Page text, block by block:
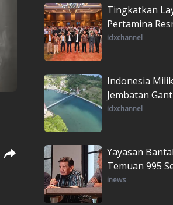
Tingkatkan
Pertamina
idxchannel
Indonesia
Jembatan
idxchannel
Yayasan
Temuan 995
inews